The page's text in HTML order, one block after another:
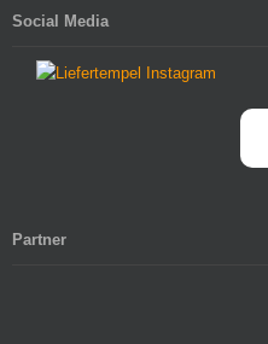
Social Media
Partner